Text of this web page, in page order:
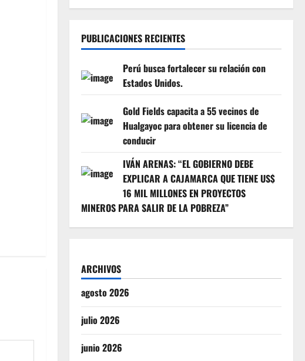
PUBLICACIONES RECIENTES
Perú busca fortalecer su relación con
Estados Unidos.
Gold Fields capacita a 55 vecinos de
Hualgayoc para obtener su licencia de
conducir
IVÁN ARENAS: “EL GOBIERNO DEBE
EXPLICAR A CAJAMARCA QUE TIENE US$
16 MIL MILLONES EN PROYECTOS
MINEROS PARA SALIR DE LA POBREZA”
ARCHIVOS
agosto 2026
julio 2026
junio 2026